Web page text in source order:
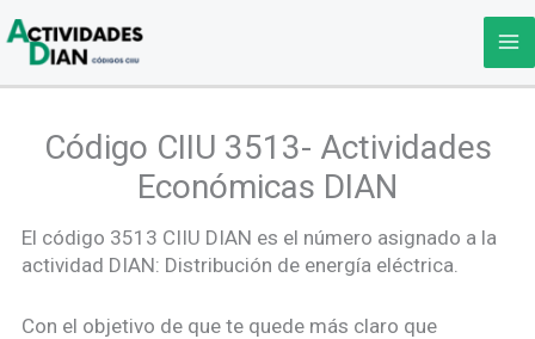
al
contenido
Código CIIU 3513- Actividades
Económicas DIAN
El código 3513 CIIU DIAN es el número asignado a la
actividad DIAN: Distribución de energía eléctrica.
Con el objetivo de que te quede más claro que